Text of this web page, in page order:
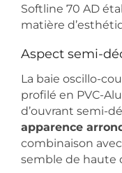
Softline 70 AD
matière
Aspect semi-
La baie oscillo-
profilé en PVC-
d’ouvrant semi-
apparence
combinaison
semble de haute